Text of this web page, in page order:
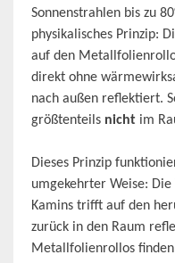
Sonnenstrahlen bis zu
physikalisches Prinzip:
auf den
direkt ohne
nach außen reflektiert.
größtenteils nicht im
Dieses Prinzip
umgekehrter Weise:
Kamins trifft auf den
zurück in den Raum
Metallfolienrollos